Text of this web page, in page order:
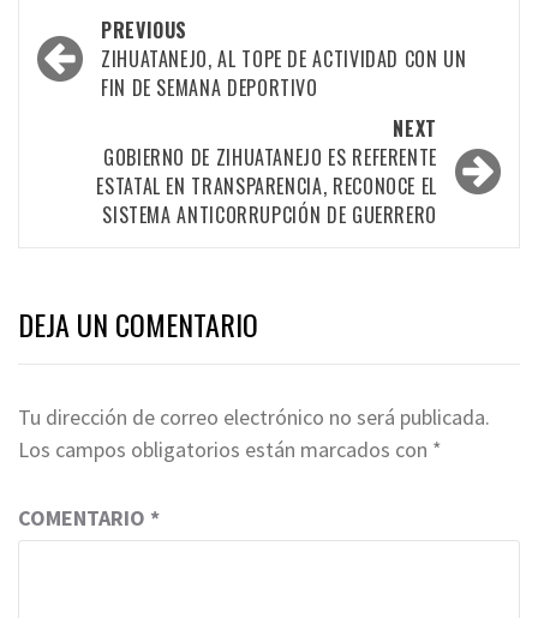
Post
navigation
PREVIOUS
ZIHUATANEJO, AL TOPE DE ACTIVIDAD CON UN
FIN DE SEMANA DEPORTIVO
NEXT
GOBIERNO DE ZIHUATANEJO ES REFERENTE
ESTATAL EN TRANSPARENCIA, RECONOCE EL
SISTEMA ANTICORRUPCIÓN DE GUERRERO
DEJA UN COMENTARIO
Tu dirección de correo electrónico no será publicada.
Los campos obligatorios están marcados con *
COMENTARIO *